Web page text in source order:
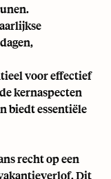
voor effectief
kernaspecten
biedt essentiële
recht op een
Dit